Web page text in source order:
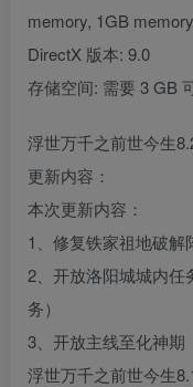
memory, 1GB
DirectX 版本: 9.0
存储空间: 需要 3 GB
浮世万千之前世今生
更新内容：
本次更新内容：
1、修复铁家祖地破解
2、开放洛阳城城内任
务）
3、开放主线至化神期
浮世万千之前世今生